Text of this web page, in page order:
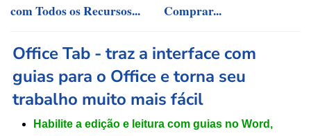
com Todos os Recursos...
Comprar...
Office Tab - traz a interface com
guias para o Office e torna seu
trabalho muito mais fácil
Habilite a edição e leitura com guias no Word,